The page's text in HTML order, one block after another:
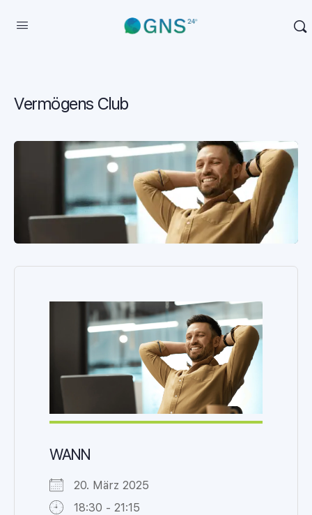
Vermögens Club
WANN
20. März 2025
18:30 - 21:15